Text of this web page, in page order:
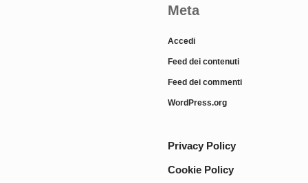
Meta
Accedi
Feed dei contenuti
Feed dei commenti
WordPress.org
Privacy Policy
Cookie Policy